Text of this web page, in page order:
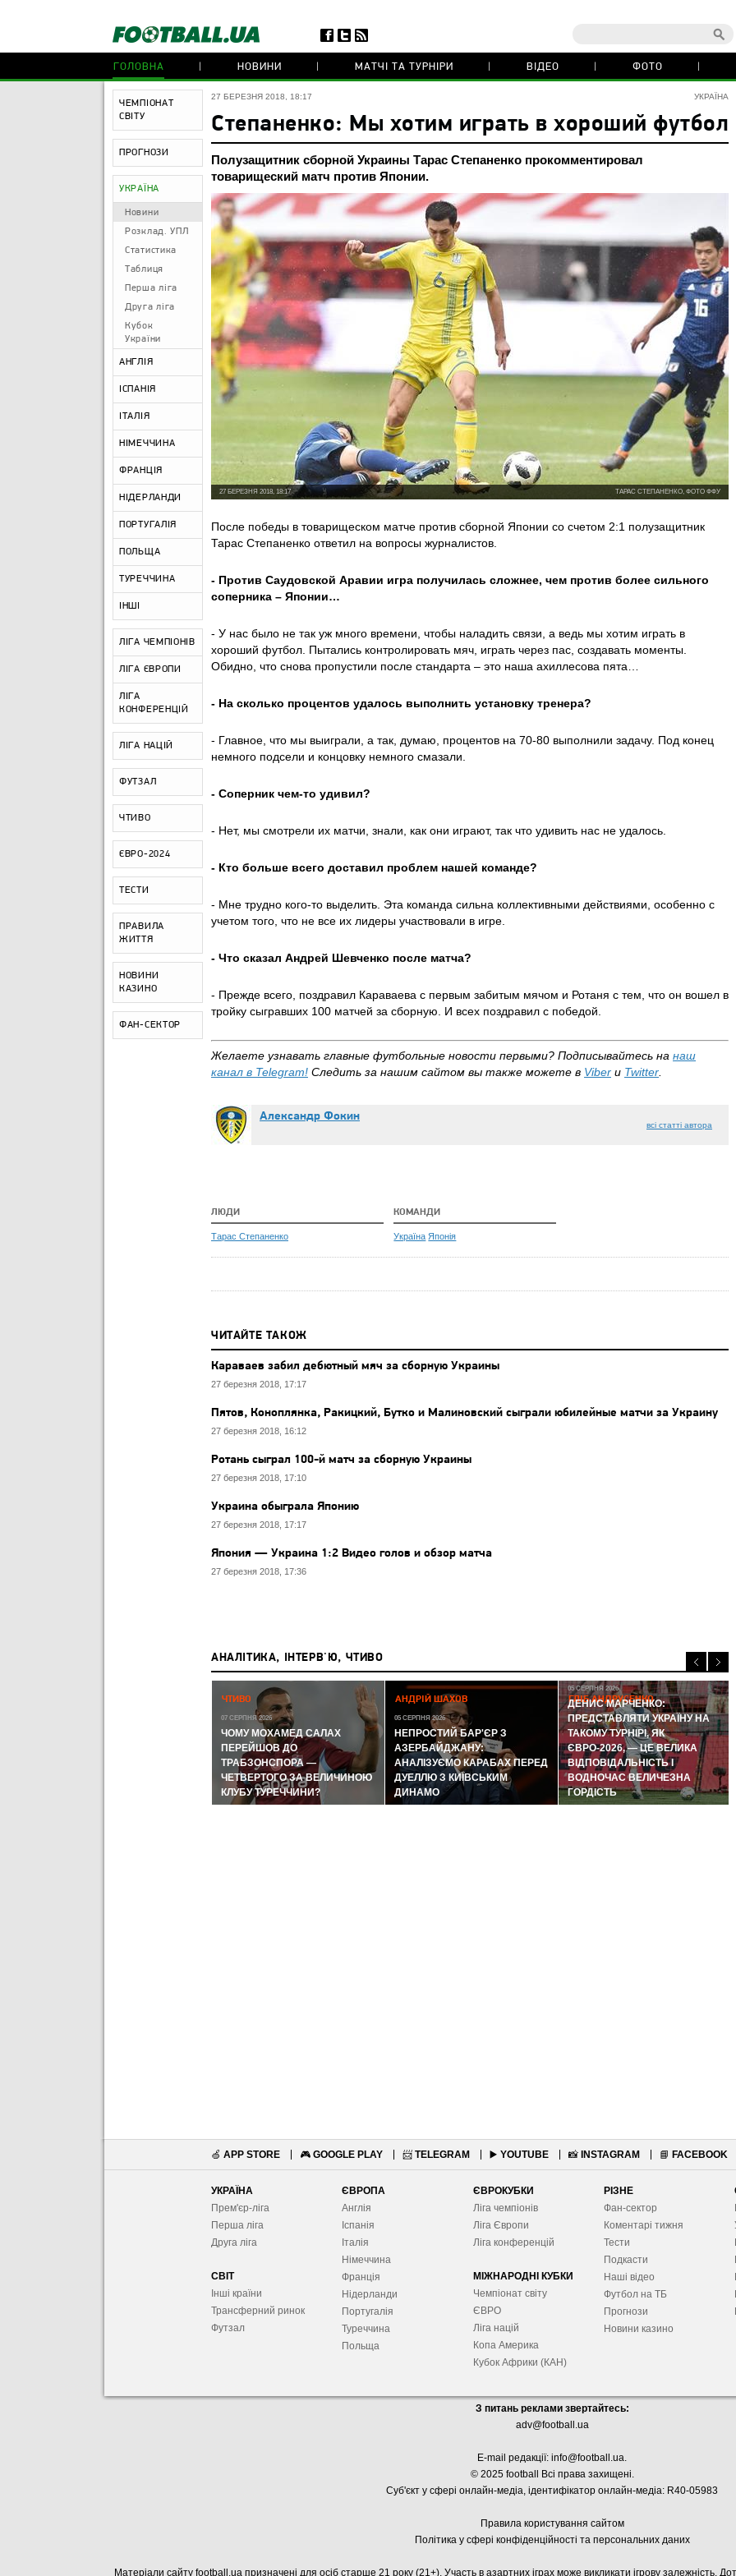
ГОЛОВНА НОВИНИ МАТЧІ ТА ТУРНІРИ ВІДЕО ФОТО
ЧЕМПІОНАТ
СВІТУ
ПРОГНОЗИ
УКРАЇНА
Новини
Розклад. УПЛ
Статистика
Таблиця
Перша ліга
Друга ліга
Кубок
України
АНГЛІЯ
ІСПАНІЯ
ІТАЛІЯ
НІМЕЧЧИНА
ФРАНЦІЯ
НІДЕРЛАНДИ
ПОРТУГАЛІЯ
ПОЛЬЩА
ТУРЕЧЧИНА
ІНШІ
ЛІГА ЧЕМПІОНІВ
ЛІГА ЄВРОПИ
ЛІГА
КОНФЕРЕНЦІЙ
ЛІГА НАЦІЙ
ФУТЗАЛ
ЧТИВО
ЄВРО-2024
ТЕСТИ
ПРАВИЛА
ЖИТТЯ
НОВИНИ
КАЗИНО
ФАН-СЕКТОР
УКРАЇНА
27 БЕРЕЗНЯ 2018, 18:17
Степаненко: Мы хотим играть в хороший футбол
Полузащитник сборной Украины Тарас Степаненко прокомментировал
товарищеский матч против Японии.
ТАРАС СТЕПАНЕНКО, ФОТО ФФУ
27 БЕРЕЗНЯ 2018, 18:17
После победы в товарищеском матче против сборной Японии со счетом 2:1 полузащитник
Тарас Степаненко ответил на вопросы журналистов.
- Против Саудовской Аравии игра получилась сложнее, чем против более сильного
соперника – Японии…
- У нас было не так уж много времени, чтобы наладить связи, а ведь мы хотим играть в
хороший футбол. Пытались контролировать мяч, играть через пас, создавать моменты.
Обидно, что снова пропустили после стандарта – это наша ахиллесова пята…
- На сколько процентов удалось выполнить установку тренера?
- Главное, что мы выиграли, а так, думаю, процентов на 70-80 выполнили задачу. Под конец
немного подсели и концовку немного смазали.
- Соперник чем-то удивил?
- Нет, мы смотрели их матчи, знали, как они играют, так что удивить нас не удалось.
- Кто больше всего доставил проблем нашей команде?
- Мне трудно кого-то выделить. Эта команда сильна коллективными действиями, особенно с
учетом того, что не все их лидеры участвовали в игре.
- Что сказал Андрей Шевченко после матча?
- Прежде всего, поздравил Караваева с первым забитым мячом и Ротаня с тем, что он вошел в
тройку сыгравших 100 матчей за сборную. И всех поздравил с победой.
Желаете узнавать главные футбольные новости первыми? Подписывайтесь на наш
канал в Telegram! Следить за нашим сайтом вы также можете в Viber и Twitter
Александр Фокин
всі статті автора
ЛЮДИ
Тарас Степаненко
КОМАНДИ
Україна Японія
ЧИТАЙТЕ ТАКОЖ
Караваев забил дебютный мяч за сборную Украины
27 березня 2018, 17:17
Пятов, Коноплянка, Ракицкий, Бутко и Малиновский сыграли юбилейные матчи за Украину
27 березня 2018, 16:12
Ротань сыграл 100-й матч за сборную Украины
27 березня 2018, 17:10
Украина обыграла Японию
27 березня 2018, 17:17
Япония — Украина 1:2 Видео голов и обзор матча
27 березня 2018, 17:36
АНАЛІТИКА, ІНТЕРВ'Ю, ЧТИВО
ЧТИВО
07 СЕРПНЯ 2026
ЧОМУ МОХАМЕД САЛАХ
ПЕРЕЙШОВ ДО
ТРАБЗОНСПОРА —
ЧЕТВЕРТОГО ЗА ВЕЛИЧИНОЮ
КЛУБУ ТУРЕЧЧИНИ?
АНДРІЙ ШАХОВ
05 СЕРПНЯ 2026
НЕПРОСТИЙ БАР'ЄР З
АЗЕРБАЙДЖАНУ:
АНАЛІЗУЄМО КАРАБАХ ПЕРЕД
ДУЕЛЛЮ З КИЇВСЬКИМ
ДИНАМО
ГЛІБ АНДРУСЕНКО
05 СЕРПНЯ 2026
ДЕНИС МАРЧЕНКО:
ПРЕДСТАВЛЯТИ УКРАЇНУ НА
ТАКОМУ ТУРНІРІ, ЯК
ЄВРО-2026, — ЦЕ ВЕЛИКА
ВІДПОВІДАЛЬНІСТЬ І
ВОДНОЧАС ВЕЛИЧЕЗНА
ГОРДІСТЬ
🍏 APP STORE 🎮 GOOGLE PLAY 📨 TELEGRAM ▶️ YOUTUBE 📸 INSTAGRAM 📘 FACEBOOK
УКРАЇНА
Прем'єр-ліга
Перша ліга
Друга ліга
СВІТ
Інші країни
Трансферний ринок
Футзал
ЄВРОПА
Англія
Іспанія
Італія
Німеччина
Франція
Нідерланди
Португалія
Туреччина
Польща
ЄВРОКУБКИ
Ліга чемпіонів
Ліга Європи
Ліга конференцій
МІЖНАРОДНІ КУБКИ
Чемпіонат світу
ЄВРО
Ліга націй
Копа Америка
Кубок Африки (КАН)
РІЗНЕ
Фан-сектор
Коментарі тижня
Тести
Подкасти
Наші відео
Футбол на ТБ
Прогнози
Новини казино
З питань реклами звертайтесь:
adv@football.ua
E-mail редакції: info@football.ua.
© 2025 football Всі права захищені.
Суб'єкт у сфері онлайн-медіа, ідентифікатор онлайн-медіа: R40-05983
Правила користування сайтом
Політика у сфері конфіденційності та персональних даних
Матеріали сайту football.ua призначені для осіб старше 21 року (21+). Участь в азартних іграх може викликати ігрову залежність.